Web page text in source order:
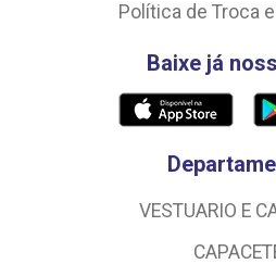
Política de Troca
Baixe já
VESTUARIO E